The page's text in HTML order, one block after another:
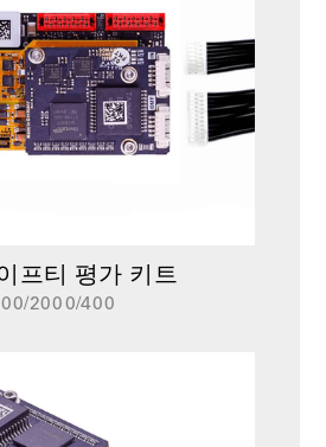
프티 평가 키트
2000/400